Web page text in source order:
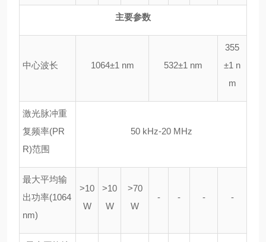
主要参数
中心波长 1064±1 nm 532±1 nm
355
±1 n
m
激光脉冲重
复频率(PR
R)范围
50 kHz-20 MHz
最大平均输
出功率(1064
nm)
>10
W
>10
W
>70
W
- - - -